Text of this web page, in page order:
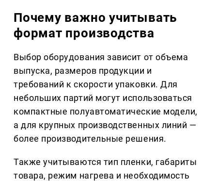
Почему важно учитывать
формат производства
Выбор оборудования зависит от объема
выпуска, размеров продукции и
требований к скорости упаковки. Для
небольших партий могут использоваться
компактные полуавтоматические модели,
а для крупных производственных линий —
более производительные решения.
Также учитываются тип пленки, габариты
товара, режим нагрева и необходимость